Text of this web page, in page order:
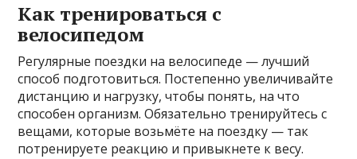
Как тренироваться с
велосипедом
Регулярные поездки на велосипеде — лучший
способ подготовиться. Постепенно увеличивайте
дистанцию и нагрузку, чтобы понять, на что
способен организм. Обязательно тренируйтесь с
вещами, которые возьмёте на поездку — так
потренируете реакцию и привыкнете к весу.